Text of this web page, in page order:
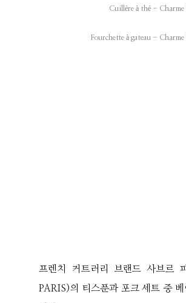
Cuillère à thé -
Fourchette à gateau -
프렌치 커트러리 브랜드 사브르
PARIS)의 티스푼과 포크 세트 중 베